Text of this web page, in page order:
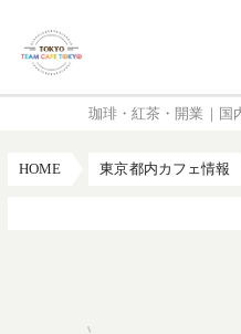
珈琲・紅茶・開業｜国
HOME 東京都内カフェ情報